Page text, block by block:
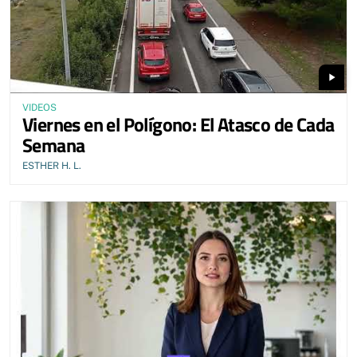
play_arrow
VIDEOS
Viernes en el Polígono: El Atasco de Cada
Semana
ESTHER H. L.